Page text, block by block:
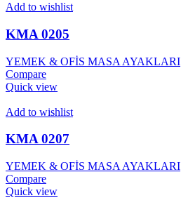
Add to wishlist
KMA 0205
YEMEK & OFİS MASA AYAKLARI
Compare
Quick view
Add to wishlist
KMA 0207
YEMEK & OFİS MASA AYAKLARI
Compare
Quick view